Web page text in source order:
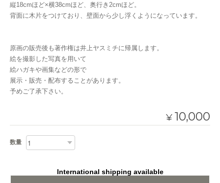
縦18cmほど×横38cmほど、奥行き2cmほど。
背面に木片をつけており、壁面から少し浮くようになっています。
原画の販売後も著作権は井上ヤスミチに帰属します。
絵を撮影した写真を用いて
絵ハガキや画集などの形で
展示・販売・配布することがあります。
予めご了承下さい。
¥ 10,000
数量
International shipping available